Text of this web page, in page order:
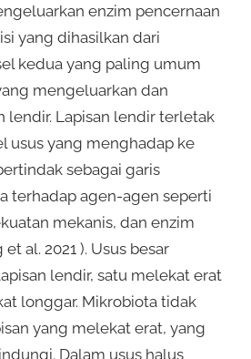
enzim pencernaan
yang dihasilkan dari
kedua yang paling umum
mengeluarkan dan
lendir. Lapisan lendir terletak
usus yang menghadap ke
sebagai garis
terhadap agen-agen seperti
mekanis, dan enzim
al. 2021 ). Usus besar
lendir, satu melekat erat
longgar. Mikrobiota tidak
yang melekat erat, yang
Dalam usus halus